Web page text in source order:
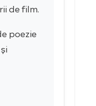
de film.
poezie